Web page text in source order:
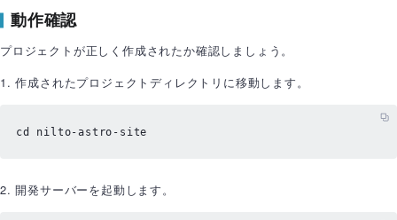
動作確認
プロジェクトが正しく作成されたか確認しましょう。
1. 作成されたプロジェクトディレクトリに移動します。
cd nilto-astro-site
2. 開発サーバーを起動します。